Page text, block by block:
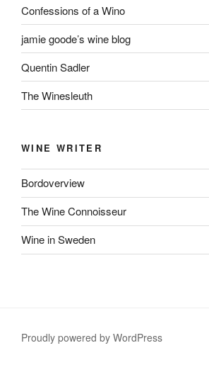
Confessions of a Wino
jamie goode’s wine blog
Quentin Sadler
The Winesleuth
WINE WRITER
Bordoverview
The Wine Connoisseur
Wine in Sweden
Proudly powered by WordPress